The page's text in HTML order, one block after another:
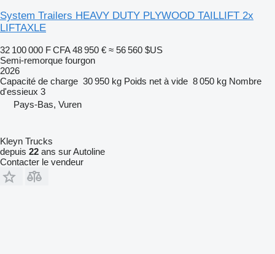
System Trailers HEAVY DUTY PLYWOOD TAILLIFT 2x
LIFTAXLE
32 100 000 F CFA 48 950 € ≈ 56 560 $US
Semi-remorque fourgon
2026
Capacité de charge 30 950 kg Poids net à vide 8 050 kg Nombre
d'essieux 3
Pays-Bas, Vuren
Kleyn Trucks
depuis 22 ans sur Autoline
Contacter le vendeur